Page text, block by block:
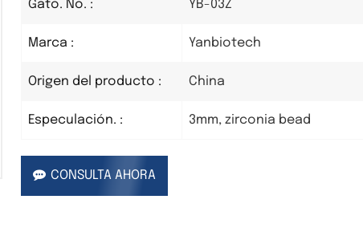
Gato. No. : YB-03Z
Marca : Yanbiotech
Origen del producto : China
Especulación. : 3mm, zirconia bead
CONSULTA AHORA